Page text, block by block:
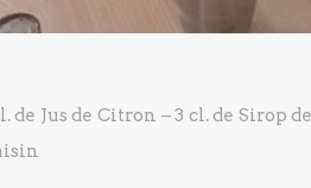
de Jus de Citron – 3 cl. de Sirop